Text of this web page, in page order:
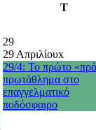
Τ
29
29 Απριλίουx
29/4: Το πρώτο
πρωτάθλημα στο
επαγγελματικό
ποδόσφαιρο